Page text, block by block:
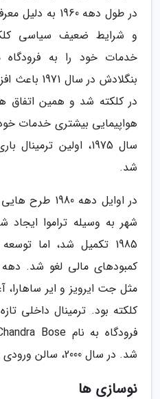
در طول دهه
و شرایط ضعیف سیاسی
خدمات خود را به
بنگلادش در
در کلکته شد و همین
هواپیمایی بیشتری خدمات
سال 1975، اولین
شد.
در اوایل دهه
شهر به وسیله تراموا
1985 تکمیل شد، اما
مثل جت ایرویز و ایر ساهارا،
شد. در سال 2000، سالن ورودی تازه بین المللی افتتاح شد.
نوسازی ها